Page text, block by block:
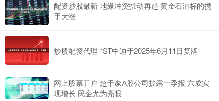
配资炒股最新 地缘冲突扰动再起 黄金石油标的携
手大涨
炒股配资代理 *ST中迪于2025年6月11日复牌
网上股票开户 超千家A股公司披露一季报 六成实
现增长 民企尤为亮眼